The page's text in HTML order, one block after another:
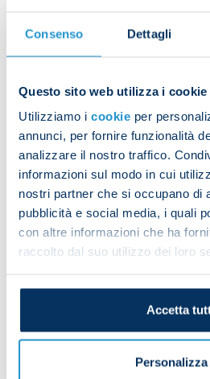
Consenso Dettagli
Questo sito web utilizza i cookie
Utilizziamo i cookie per
annunci, per fornire funzionalità
analizzare il nostro traffico.
informazioni sul modo in cui
nostri partner che si occupano di
pubblicità e social media, i quali
con altre informazioni che ha
raccolto dal suo utilizzo dei loro
Accetta
Personalizza
tournaments.
most headers:
Napoli
Tottenham Hotspur
Fulham
Liverpool